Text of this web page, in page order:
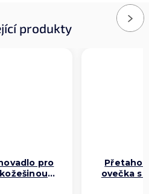
produkty
pro
–
ovečka s
Next